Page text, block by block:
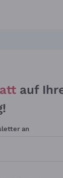
auf
an